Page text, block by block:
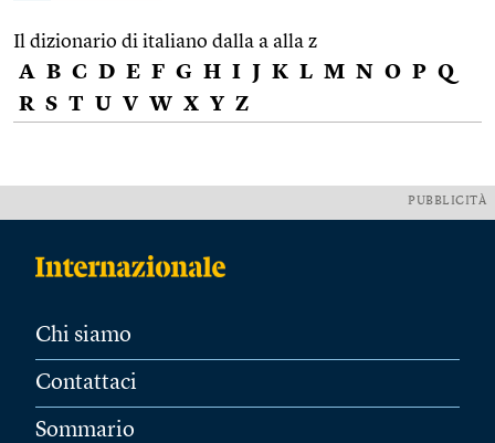
Il dizionario di italiano dalla a alla z
A B C D E F G H I J K L M N O P Q
R S T U V W X Y Z
PUBBLICITÀ
Chi siamo
Contattaci
Sommario